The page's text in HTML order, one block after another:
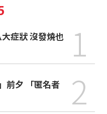
1
前夕 「匿名者
2